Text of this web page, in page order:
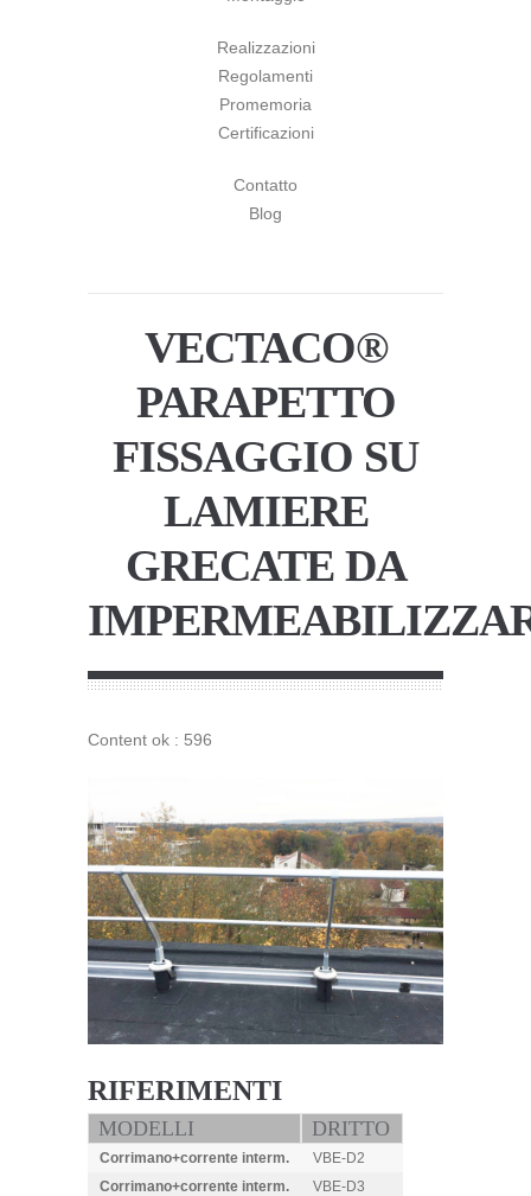
Realizzazioni
Regolamenti
Promemoria
Certificazioni
Contatto
Blog
VECTACO®
PARAPETTO
FISSAGGIO SU
LAMIERE
GRECATE DA
Content ok : 596
RIFERIMENTI
MODELLI
Corrimano+corrente interm.
Corrimano+corrente interm.
DRITTO
VBE-D2
VBE-D3